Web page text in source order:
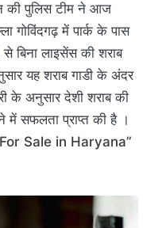
की पुलिस टीम ने आज
गोविंदगढ़ में पार्क के पास
बिना लाइसेंस की शराब
यह शराब गाडी के अंदर
के अनुसार देशी शराब की
में सफलता प्राप्त की है ।
“For Sale in Haryana”